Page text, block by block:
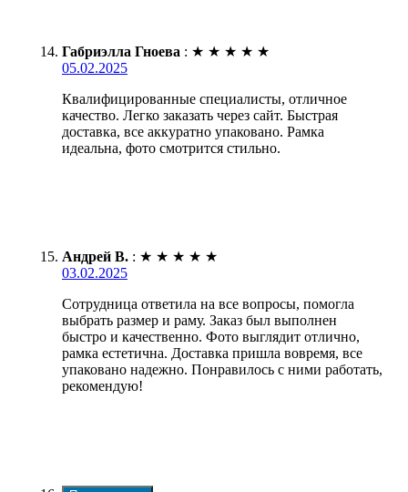
Габриэлла Гноева : ★ ★ ★ ★ ★
05.02.2025
Квалифицированные специалисты, отличное
качество. Легко заказать через сайт. Быстрая
доставка, все аккуратно упаковано. Рамка
идеальна, фото смотрится стильно.
Андрей В. : ★ ★ ★ ★ ★
03.02.2025
Сотрудница ответила на все вопросы, помогла
выбрать размер и раму. Заказ был выполнен
быстро и качественно. Фото выглядит отлично,
рамка естетична. Доставка пришла вовремя, все
упаковано надежно. Понравилось с ними работать,
рекомендую!